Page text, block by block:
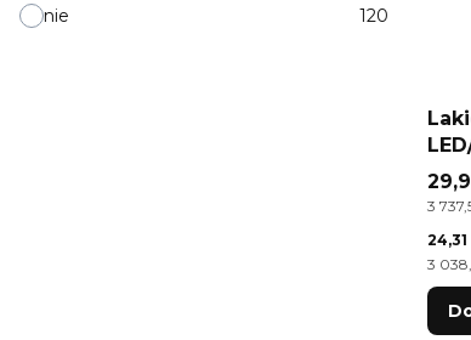
nie
120
Eye
Cena
3
Cena
24,31
Cena
3